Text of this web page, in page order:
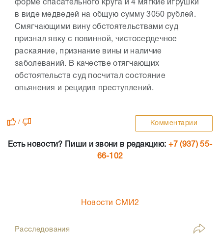
форме спасательного круга и 4 мягкие игрушки
в виде медведей на общую сумму 3050 рублей.
Смягчающими вину обстоятельствами суд
признал явку с повинной, чистосердечное
раскаяние, признание вины и наличие
заболеваний. В качестве отягчающих
обстоятельств суд посчитал состояние
опьянения и рецидив преступлений.
/ Комментарии
Есть новости? Пиши и звони в редакцию: +7 (937) 55-
66-102
Новости СМИ2
Расследования